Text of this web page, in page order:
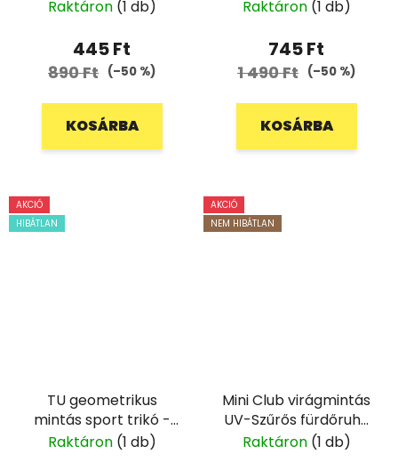
Raktáron (1 db)
445 Ft
890 Ft (–50 %)
KOSÁRBA
Raktáron (1 db)
745 Ft
1 490 Ft (–50 %)
KOSÁRBA
AKCIÓ
HIBÁTLAN
TU geometrikus
mintás sport trikó -
122
Raktáron (1 db)
AKCIÓ
NEM HIBÁTLAN
Mini Club virágmintás
UV-Szűrős fürdőruha
- 92
Raktáron (1 db)